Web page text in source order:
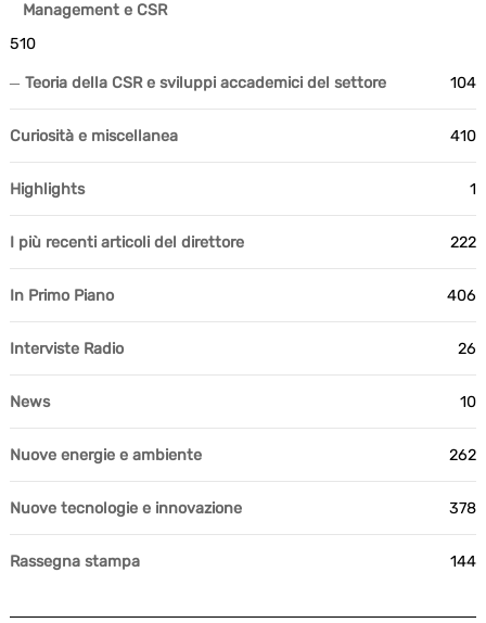
Management e CSR
510
Teoria della CSR e sviluppi accademici del settore 104
Curiosità e miscellanea 410
Highlights 1
I più recenti articoli del direttore 222
In Primo Piano 406
Interviste Radio 26
News 10
Nuove energie e ambiente 262
Nuove tecnologie e innovazione 378
Rassegna stampa 144